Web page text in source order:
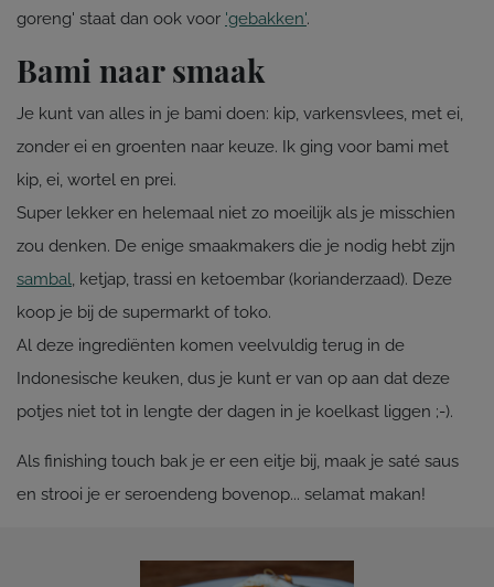
goreng' staat dan ook voor 'gebakken'.
Bami naar smaak
Je kunt van alles in je bami doen: kip, varkensvlees, met ei,
zonder ei en groenten naar keuze. Ik ging voor bami met
kip, ei, wortel en prei.
Super lekker en helemaal niet zo moeilijk als je misschien
zou denken. De enige smaakmakers die je nodig hebt zijn
sambal, ketjap, trassi en ketoembar (korianderzaad). Deze
koop je bij de supermarkt of toko.
Al deze ingrediënten komen veelvuldig terug in de
Indonesische keuken, dus je kunt er van op aan dat deze
potjes niet tot in lengte der dagen in je koelkast liggen ;-).
Als finishing touch bak je er een eitje bij, maak je saté saus
en strooi je er seroendeng bovenop... selamat makan!